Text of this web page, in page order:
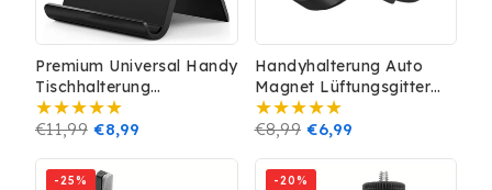
Premium Universal Handy
Tischhalterung
Smartphone Halter
Tablet iPhone iPad
Normaler
Preis
€11,99 Verkaufspreis
€8,99
Handyhalterung Auto
Magnet Lüftungsgitter
KFZ Smartphone Halter
Universal Rund
Normaler
Preis
€8,99 Verkaufspreis
€6,99
-25% -20%